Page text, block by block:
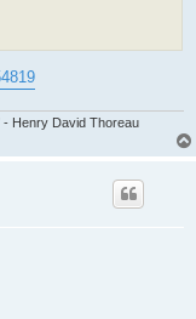
- Henry David Thoreau